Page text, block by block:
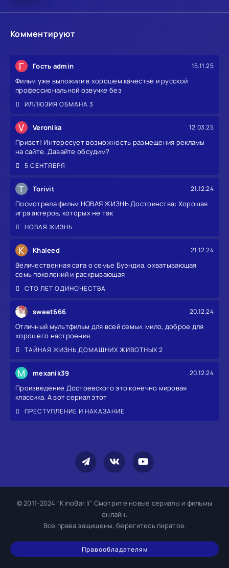
Комментируют
Г Гость admin 15.11.25
Фильм уже выложили в хорошем качестве и русской
профессиональной озвучке без
ИЛЛЮЗИЯ ОБМАНА 3
V Veronika 12.03.25
Привет! Интересует возможность размещения рекламы
на сайте. Давайте обсудим?
5 СЕНТЯБРЯ
T Torivit 21.12.24
Посмотрела фильм НОВАЯ ЖИЗНЬ Достоинства: Хорошая
игра актеров, которых не так
НОВАЯ ЖИЗНЬ
K Khaleed 21.12.24
Величественная сага о семье Буэндиа, охватывающая
семь поколений и раскрывающая
СТО ЛЕТ ОДИНОЧЕСТВА
sweet666 20.12.24
Отличный мультфильм для всей семьи. мило, доброе для
хорошего настроения.
ТАЙНАЯ ЖИЗНЬ ДОМАШНИХ ЖИВОТНЫХ 2
M mexanik39 20.12.24
Произведение Достоевского это конечно мировая
классика. А вот сериал этот
ПРЕСТУПЛЕНИЕ И НАКАЗАНИЕ
© 2011-2024 "KinoBar.li" Смотрите новые сериалы и фильмы
онлайн.
Все права защищены, берегитесь пиратов.
Правообладателям